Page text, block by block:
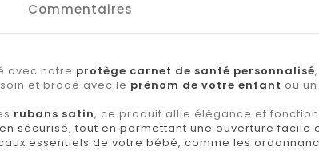
Commentaires
avec notre protège carnet de santé personnalisé
et brodé avec le prénom de votre enfant ou un
rubans satin, ce produit allie élégance et
sécurisé, tout en permettant une ouverture facile
essentiels de votre bébé, comme les